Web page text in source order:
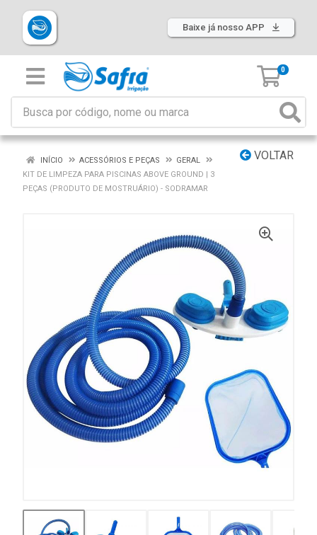
Baixe já nosso APP
0
VOLTAR
INÍCIO ACESSÓRIOS E PEÇAS
GERAL
KIT DE LIMPEZA PARA PISCINAS ABOVE GROUND | 3
PEÇAS (PRODUTO DE MOSTRUÁRIO) - SODRAMAR